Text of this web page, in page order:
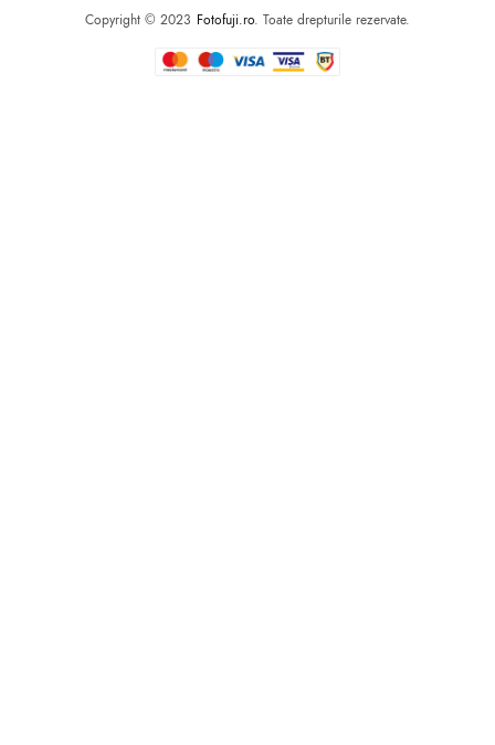
Copyright © 2023 Fotofuji.ro. Toate drepturile rezervate.